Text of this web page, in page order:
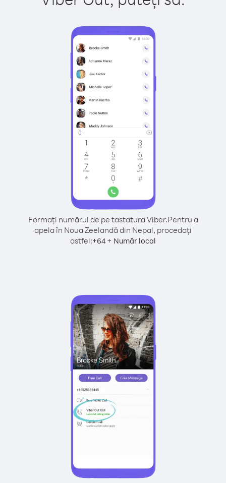
Formați numărul de pe tastatura Viber.Pentru a
apela în Noua Zeelandă din Nepal, procedați
astfel:+64 + Număr local